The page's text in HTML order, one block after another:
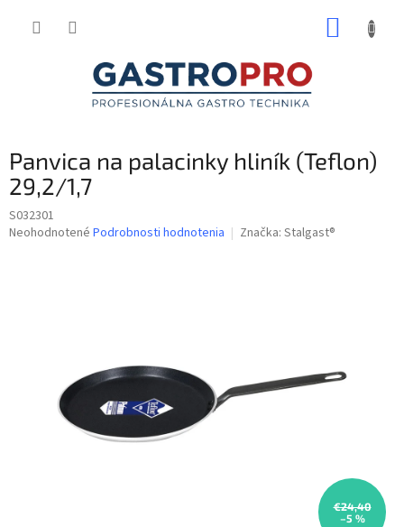
Panvica na palacinky hliník (Teflon)
29,2/1,7
S032301
Priemerné
Neohodnotené Podrobnosti hodnotenia Značka: Stalgast®
€24,40
–5 %